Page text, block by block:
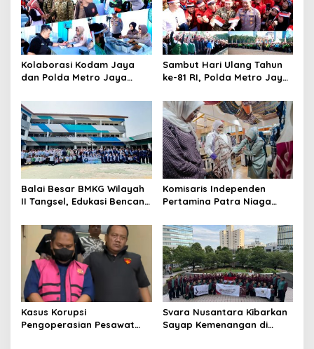
Kolaborasi Kodam Jaya
dan Polda Metro Jaya
Sambut Hari Ulang Tahun
ke-81 RI, Polda Metro Jaya
Balai Besar BMKG Wilayah
II Tangsel, Edukasi Bencana
kepada pelajar UPTD SMPN
23
Komisaris Independen
Pertamina Patra Niaga
Mitra Binaan dengan
Sentuhan Kemanusiaan dan
Keberlanjutan
Kasus Korupsi
Pengoperasian Pesawat
Svara Nusantara Kibarkan
Sayap Kemenangan di